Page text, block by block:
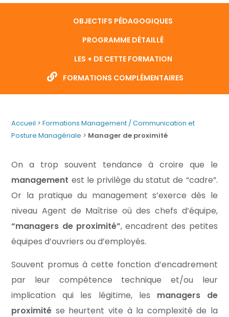
OBJECTIFS PÉDAGOGIQUES
PROGRAMME DÉTAILLÉ
LES + DE CETTE FORMATION
FORMATIONS COMPLÉMENTAIRES
Accueil >Formations Management / Communication et
Posture Managériale > Manager de proximité
On a trop souvent tendance à croire que le
management est le privilège du statut de “cadre”.
Or la pratique du management s’exerce dès le
niveau Agent de Maîtrise où des chefs d’équipe,
“managers de proximité”, encadrent des petites
équipes d’ouvriers ou d’employés.
Souvent promus à cette fonction d’encadrement
par leur compétence technique et/ou leur
implication qui les légitime, les managers de
proximité se heurtent vite à la complexité de la